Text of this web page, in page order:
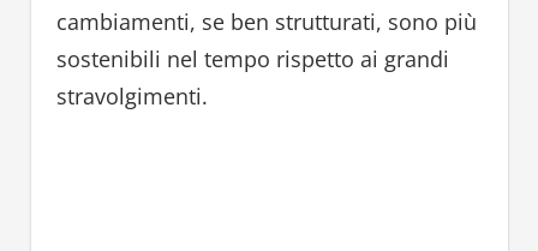
cambiamenti, se ben strutturati, sono più
sostenibili nel tempo rispetto ai grandi
stravolgimenti.